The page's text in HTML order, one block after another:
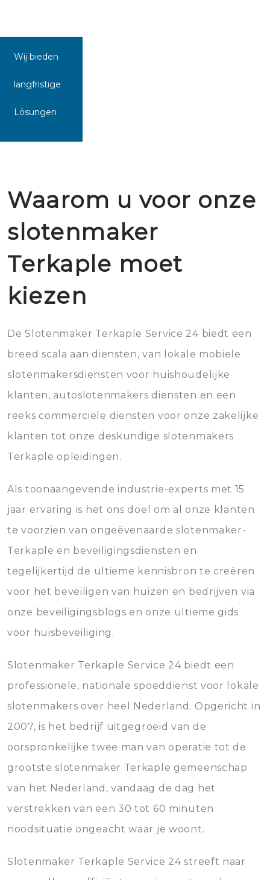
Wij bieden
langfristige
Lösungen
Waarom u voor onze
slotenmaker
Terkaple moet
kiezen
De Slotenmaker Terkaple Service 24 biedt een
breed scala aan diensten, van lokale mobiele
slotenmakersdiensten voor huishoudelijke
klanten, autoslotenmakers diensten en een
reeks commerciële diensten voor onze zakelijke
klanten tot onze deskundige slotenmakers
Terkaple opleidingen.
Als toonaangevende industrie-experts met 15
jaar ervaring is het ons doel om al onze klanten
te voorzien van ongeëvenaarde slotenmaker-
Terkaple en beveiligingsdiensten en
tegelijkertijd de ultieme kennisbron te creëren
voor het beveiligen van huizen en bedrijven via
onze beveiligingsblogs en onze ultieme gids
voor huisbeveiliging.
Slotenmaker Terkaple Service 24 biedt een
professionele, nationale spoeddienst voor lokale
slotenmakers over heel Nederland. Opgericht in
2007, is het bedrijf uitgegroeid van de
oorspronkelijke twee man van operatie tot de
grootste slotenmaker Terkaple gemeenschap
van het Nederland, vandaag de dag het
verstrekken van een 30 tot 60 minuten
noodsituatie ongeacht waar je woont.
Slotenmaker Terkaple Service 24 streeft naar